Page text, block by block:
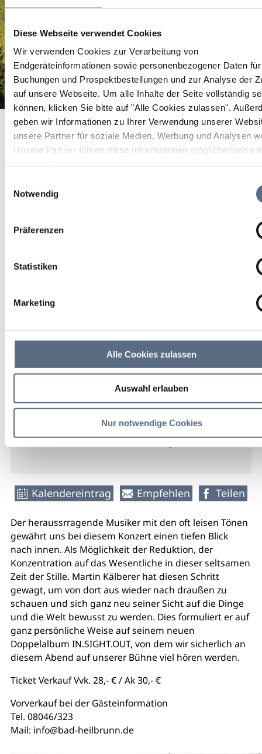
Diese Webseite verwendet Cookies
Wir verwenden Cookies zur Verarbeitung von
Endgeräteinformationen sowie personenbezogener Daten
Buchungen und Prospektbestellungen und zur Analyse der
auf unsere Webseite. Um alle Inhalte der Seite vollständig
können, klicken Sie bitte auf "Alle Cookies zulassen".
geben wir Informationen zu Ihrer Verwendung unserer
unsere Partner für soziale Medien, Werbung und Analysen
Unsere Partner führen diese Informationen möglicherweise
Notwendig
Präferenzen
Statistiken
Marketing
Alle Cookies zulassen
Auswahl erlauben
Nur notwendige Cookies
Martin Kälberer, SOLO InSightOut Musikalisches Bad
Heilbrunn
Startseite
Martin Kälberer, SOLO InSightOut Musikalisches Bad Heilbrunn
Martin Kälberer, SOLO
InSightOut Musikalisches
Bad Heilbrunn
Bad Heilbrunn
Kursaal
28,00 €
Eintritt
weitere Veranstaltungsinfos
Kalendereintrag Empfehlen Teilen
Der heraussrragende Musiker mit den oft leisen Tönen
gewährt uns bei diesem Konzert einen tiefen Blick
nach innen. Als Möglichkeit der Reduktion, der
Konzentration auf das Wesentliche in dieser seltsamen
Zeit der Stille. Martin Kälberer hat diesen Schritt
gewagt, um von dort aus wieder nach draußen zu
schauen und sich ganz neu seiner Sicht auf die Dinge
und die Welt bewusst zu werden. Dies formuliert er auf
ganz persönliche Weise auf seinem neuen
Doppelalbum IN.SIGHT.OUT, von dem wir sicherlich an
diesem Abend auf unserer Bühne viel hören werden.
Ticket Verkauf Vvk. 28,- € / Ak 30,- €
Vorverkauf bei der Gästeinformation
Tel. 08046/323
Mail: info@bad-heilbrunn.de